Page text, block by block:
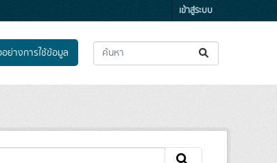
เข้าสู่ระบบ
ย่างการใช้ข้อมูล